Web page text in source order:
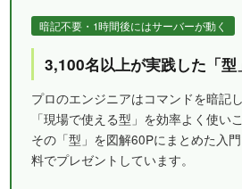
暗記不要・1時間後にはサーバーが動く
3,100名以上が実践した「型
プロのエンジニアはコマンドを暗記
「現場で使える型」を効率よく使い
その「型」を図解60Pにまとめた入
料でプレゼントしています。